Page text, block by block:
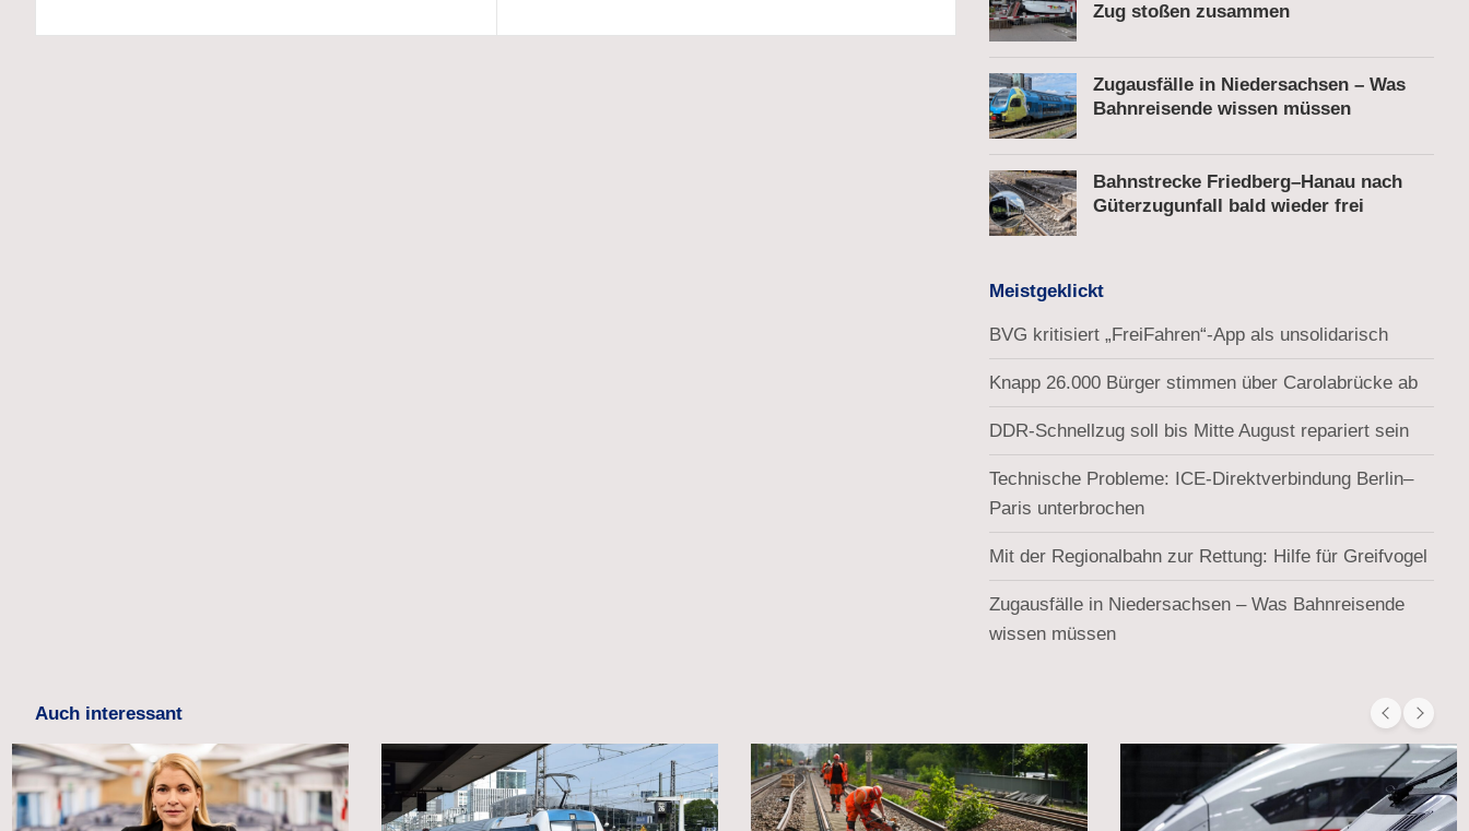
Zug stoßen zusammen
Zugausfälle in Niedersachsen – Was
Bahnreisende wissen müssen
Bahnstrecke Friedberg–Hanau nach
Güterzugunfall bald wieder frei
Meistgeklickt
BVG kritisiert „FreiFahren“-App als unsolidarisch
Knapp 26.000 Bürger stimmen über Carolabrücke ab
DDR-Schnellzug soll bis Mitte August repariert sein
Technische Probleme: ICE-Direktverbindung Berlin–
Paris unterbrochen
Mit der Regionalbahn zur Rettung: Hilfe für Greifvogel
Zugausfälle in Niedersachsen – Was Bahnreisende
wissen müssen
Auch interessant